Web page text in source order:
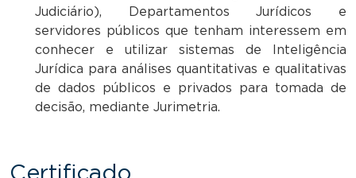
Judiciário), Departamentos Jurídicos e
servidores públicos que tenham interessem em
conhecer e utilizar sistemas de Inteligência
Jurídica para análises quantitativas e qualitativas
de dados públicos e privados para tomada de
decisão, mediante Jurimetria.